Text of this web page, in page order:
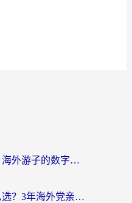
一键回国免费加速器，海外游子的数字归乡路
海外转国内加速器怎么选？3年海外党亲测指南，无缝刷剧玩游戏不再难